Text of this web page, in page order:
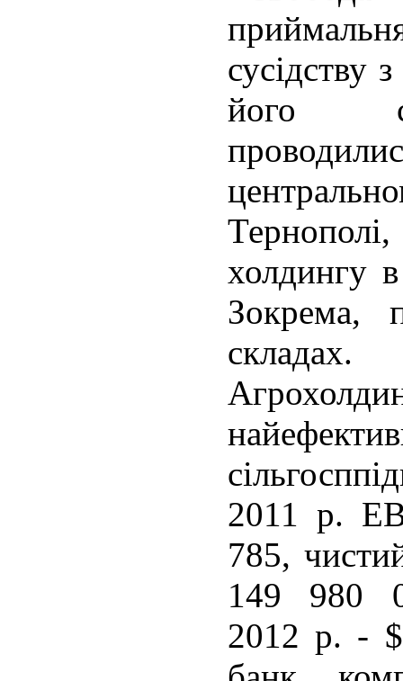
сусідству
його
холдингу в
Зокрема,
складах.
2011 р.
785,
149 980
2012 р. -